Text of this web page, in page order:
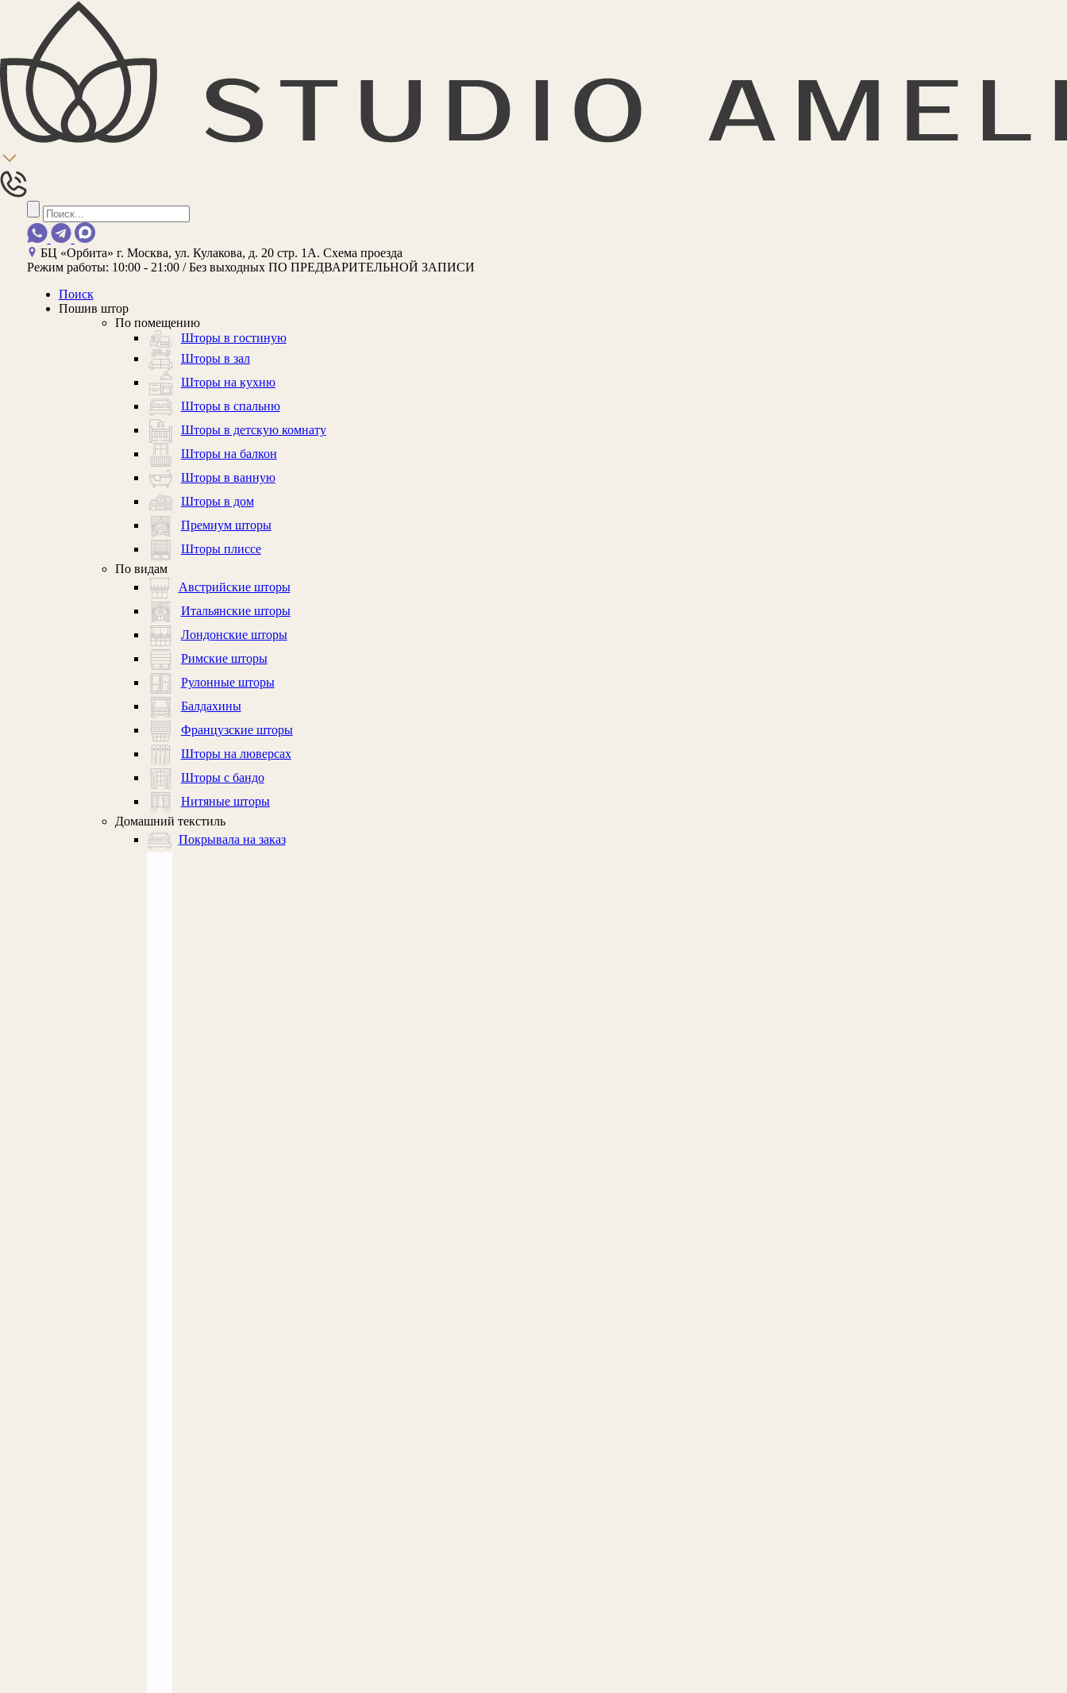
БЦ «Орбита» г. Москва, ул. Кулакова, д. 20 стр. 1А. Схема проезда
Режим работы: 10:00 - 21:00 / Без выходных ПО ПРЕДВАРИТЕЛЬНОЙ ЗАПИСИ
Поиск
Пошив штор
По помещению
Шторы в гостиную
Шторы в зал
Шторы на кухню
Шторы в спальню
Шторы в детскую комнату
Шторы на балкон
Шторы в ванную
Шторы в дом
Премиум шторы
Шторы плиссе
По видам
Австрийские шторы
Итальянские шторы
Лондонские шторы
Римские шторы
Рулонные шторы
Балдахины
Французские шторы
Шторы на люверсах
Шторы с бандо
Нитяные шторы
Домашний текстиль
Покрывала на заказ